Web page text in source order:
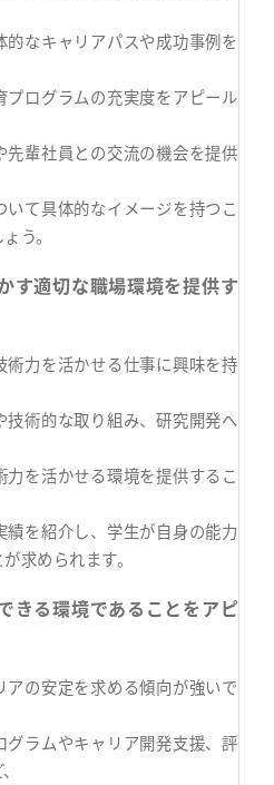
なキャリアパスや成功事例を
ログラムの充実度をアピール
先輩社員との交流の機会を提供
て具体的なイメージを持つこ
う。
す適切な職場環境を提供す
力を活かせる仕事に興味を持
術的な取り組み、研究開発へ
を活かせる環境を提供するこ
を紹介し、学生が自身の能力
求められます。
きる環境であることをアピ
の安定を求める傾向が強いで
ラムやキャリア開発支援、評